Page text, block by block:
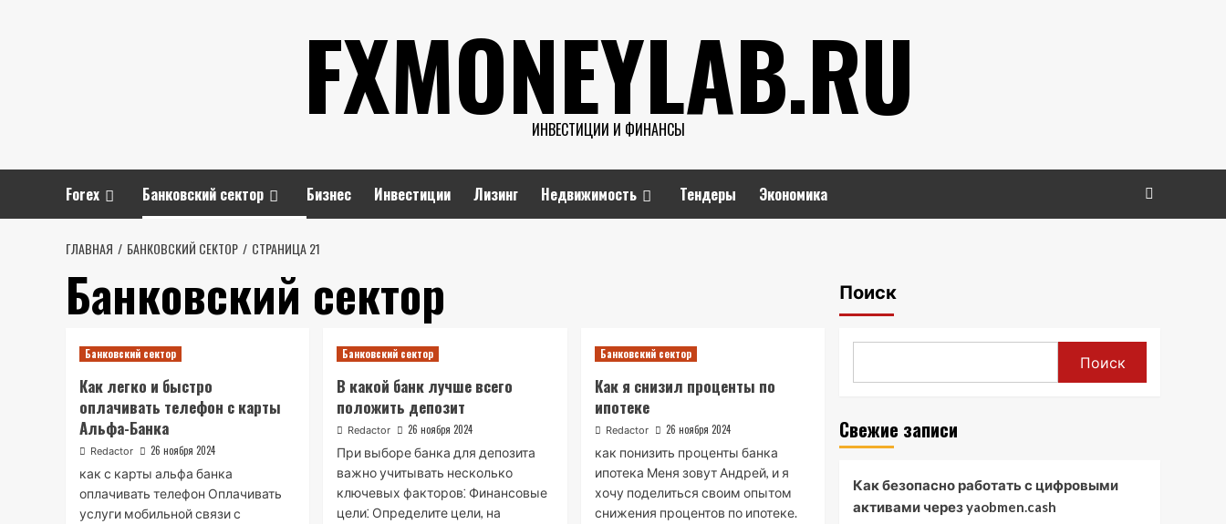
FXMONEYLAB.RU
ИНВЕСТИЦИИ И ФИНАНСЫ
Forex Банковский сектор Бизнес Инвестиции Лизинг Недвижимость Тендеры Экономика
ГЛАВНАЯ БАНКОВСКИЙ СЕКТОР СТРАНИЦА 21
Банковский сектор
Банковский сектор
Как легко и быстро
оплачивать телефон с карты
Альфа-Банка
Redactor 26 ноября 2024
как с карты альфа банка
оплачивать телефон Оплачивать
услуги мобильной связи с
Банковский сектор
В какой банк лучше всего
положить депозит
Redactor 26 ноября 2024
При выборе банка для депозита
важно учитывать несколько
ключевых факторов⁚ Финансовые
цели⁚ Определите цели, на
Банковский сектор
Как я снизил проценты по
ипотеке
Redactor 26 ноября 2024
как понизить проценты банка
ипотека Меня зовут Андрей, и я
хочу поделиться своим опытом
снижения процентов по ипотеке.
Поиск
Поиск
Свежие записи
Как безопасно работать с цифровыми
активами через yaobmen.cash